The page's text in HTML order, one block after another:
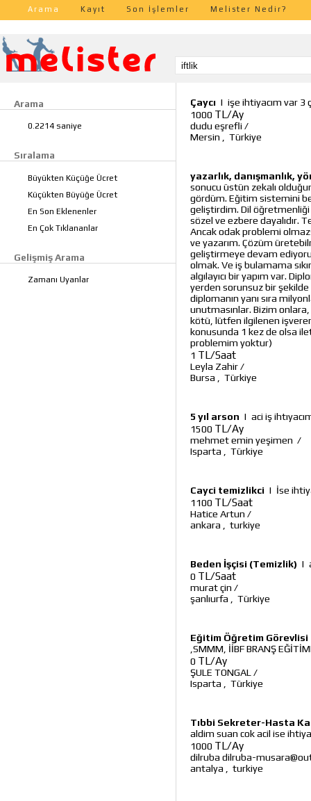
Arama Kayıt Son İşlemler Melister Nedir?
Arama
0.2214 saniye
Sıralama
Büyükten Küçüğe Ücret
Küçükten Büyüğe Ücret
En Son Eklenenler
En Çok Tıklananlar
Gelişmiş Arama
Zamanı Uyanlar
Çaycı | işe ihtiyacım var 3
1000 TL/Ay
dudu eşrefli /
Mersin
Türkiye
yazarlık, danışmanlık,
sonucu üstün zekalı
gördüm. Eğitim sistemini
geliştirdim. Dil öğretmenliği
sözel ve ezbere dayalıdır.
Ancak odak problemi
ve yazarım. Çözüm
geliştirmeye devam
olmak. Ve iş bulamama
algılayıcı bir yapım var.
yerden sorunsuz bir şekilde
diplomanın yanı sıra
unutmasınlar. Bizim
kötü, lütfen ilgilenen
konusunda 1 kez de olsa
problemim yoktur)
1 TL/Saat
Leyla Zahir/
Bursa
Türkiye
5 yıl arson | aci iş
1500 TL/Ay
mehmet emin yeşimen /
Isparta
Türkiye
Cayci temizlikci | İse
1100 TL/Saat
Hatice Artun /
ankara
turkiye
Beden İşçisi (Temizlik) |
0 TL/Saat
murat çin /
şanlıurfa
Türkiye
Eğitim Öğretim Görevlisi
,SMMM, İİBF BRANŞ
0 TL/Ay
ŞULE TONGAL /
Isparta
Türkiye
Tıbbi Sekreter-Hasta
aldim suan cok acil ise
1000 TL/Ay
dilruba dilruba-
antalya
turkiye